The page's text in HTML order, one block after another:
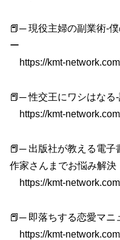
📕─ 現役主婦の副業術-
ー
https://kmt-
📕─ 性交王にワシはなる
https://kmt-
📕─ 出版社が教える電子
作家さんまでお悩み解決
https://kmt-
📕─ 即落ちする恋愛マニ
https://kmt-